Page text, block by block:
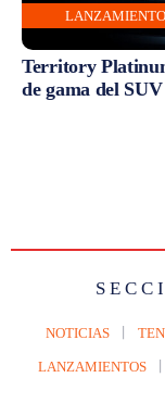
Territory
de gama del
NOTICIAS
LANZAMIENTOS